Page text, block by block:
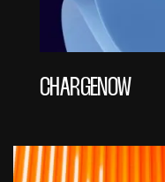
CHARGENOW